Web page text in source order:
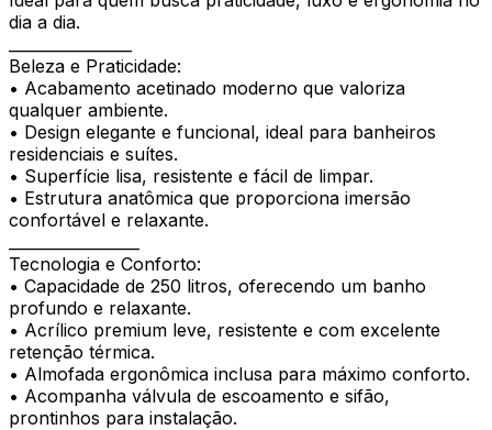
dia a dia.
Beleza e Praticidade:
• Acabamento acetinado moderno que valoriza
qualquer ambiente.
• Design elegante e funcional, ideal para banheiros
residenciais e suítes.
• Superfície lisa, resistente e fácil de limpar.
• Estrutura anatômica que proporciona imersão
confortável e relaxante.
Tecnologia e Conforto:
• Capacidade de 250 litros, oferecendo um banho
profundo e relaxante.
• Acrílico premium leve, resistente e com excelente
retenção térmica.
• Almofada ergonômica inclusa para máximo conforto.
• Acompanha válvula de escoamento e sifão,
prontinhos para instalação.